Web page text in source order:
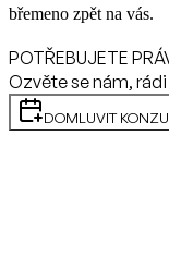
břemeno zpět na vás.
POTŘEBUJETE
Ozvěte se nám,
DOMLUVIT